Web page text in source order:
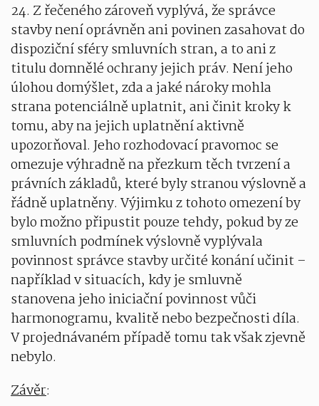
24. Z řečeného zároveň vyplývá, že správce
stavby není oprávněn ani povinen zasahovat do
dispoziční sféry smluvních stran, a to ani z
titulu domnělé ochrany jejich práv. Není jeho
úlohou domýšlet, zda a jaké nároky mohla
strana potenciálně uplatnit, ani činit kroky k
tomu, aby na jejich uplatnění aktivně
upozorňoval. Jeho rozhodovací pravomoc se
omezuje výhradně na přezkum těch tvrzení a
právních základů, které byly stranou výslovně a
řádně uplatněny. Výjimku z tohoto omezení by
bylo možno připustit pouze tehdy, pokud by ze
smluvních podmínek výslovně vyplývala
povinnost správce stavby určité konání učinit –
například v situacích, kdy je smluvně
stanovena jeho iniciační povinnost vůči
harmonogramu, kvalitě nebo bezpečnosti díla.
V projednávaném případě tomu tak však zjevně
nebylo.
Závěr: